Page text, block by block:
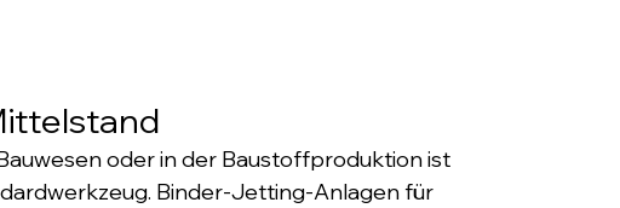
oder in der Baustoffproduktion ist
Binder-Jetting-Anlagen für